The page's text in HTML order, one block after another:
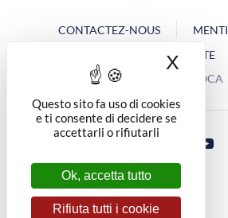
CONTACTEZ-NOUS
PLAN DU SITE
Copyright © OCA
Questo sito fa uso di cookies
e ti consente di decidere se
accettarli o rifiutarli
Ok, accetta tutto
Rifiuta tutti i cookie
X